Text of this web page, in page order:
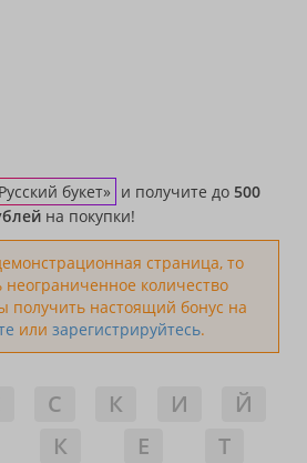
букет» и получите до 500
на покупки!
страница, то
неограниченное количество
получить настоящий бонус на
или зарегистрируйтесь.
С К И
Й
К Е Т